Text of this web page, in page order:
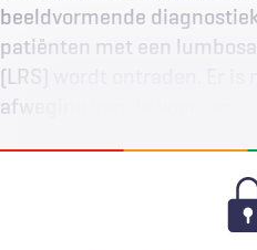
beeldvormende
patiënten met een
(LRS) wordt ontraden. Er is
afweging van de voor- en…